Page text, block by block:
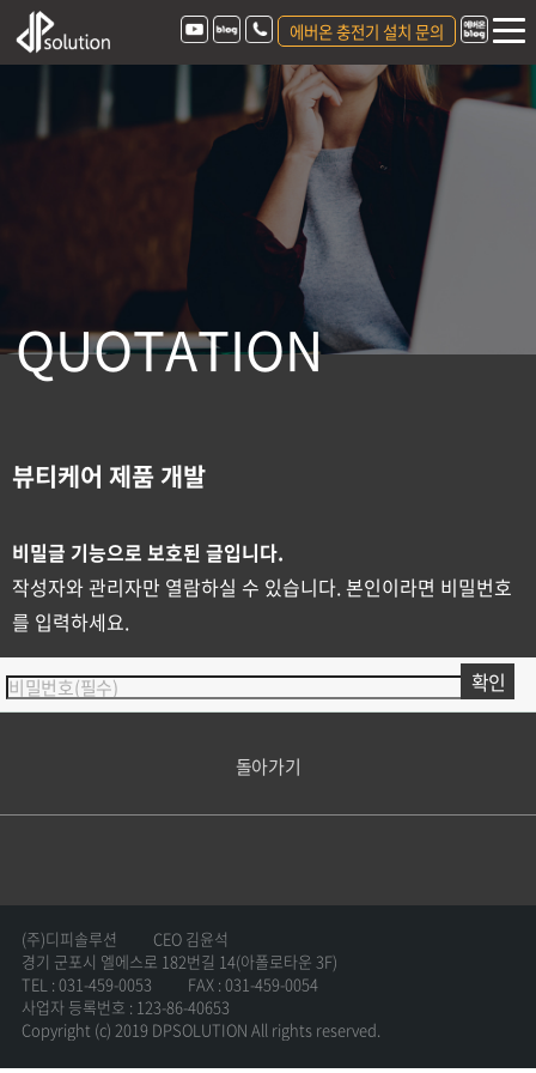
에버온 충전기 설치 문의
QUOTATION
뷰티케어 제품 개발
비밀글 기능으로 보호된 글입니다.
작성자와 관리자만 열람하실 수 있습니다. 본인이라면 비밀번호
를 입력하세요.
돌아가기
(주)디피솔루션
CEO 김윤석
경기 군포시 엘에스로 182번길 14(아폴로타운 3F)
TEL : 031-459-0053
FAX : 031-459-0054
사업자 등록번호 : 123-86-40653
Copyright (c) 2019 DPSOLUTION All rights reserved.